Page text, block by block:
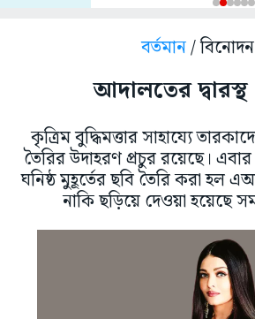
বর্তমান/ বিনোদন
আদালতের দ্বারস্থ
কৃত্রিম বুদ্ধিমত্তার সাহায্যে
তৈরির উদাহরণ প্রচুর রয়েছে। এবার
ঘনিষ্ঠ মুহূর্তের ছবি তৈরি করা হল
নাকি ছড়িয়ে দেওয়া হয়েছে